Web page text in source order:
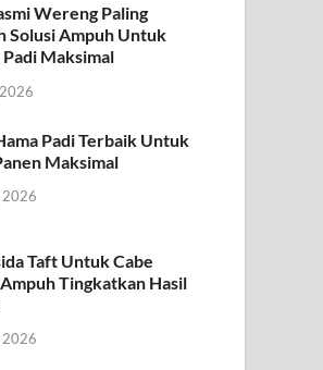
Wereng Paling
Solusi Ampuh Untuk
Padi Maksimal
Padi Terbaik Untuk
Maksimal
2026
Taft Untuk Cabe
Tingkatkan Hasil
2026